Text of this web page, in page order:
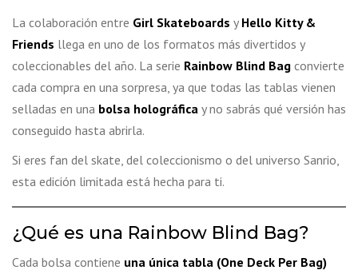
La colaboración entre Girl Skateboards y Hello Kitty &
Friends llega en uno de los formatos más divertidos y
coleccionables del año. La serie Rainbow Blind Bag convierte
cada compra en una sorpresa, ya que todas las tablas vienen
selladas en una bolsa holográfica y no sabrás qué versión has
conseguido hasta abrirla.
Si eres fan del skate, del coleccionismo o del universo Sanrio,
esta edición limitada está hecha para ti.
¿Qué es una Rainbow Blind Bag?
Cada bolsa contiene una única tabla (One Deck Per Bag)